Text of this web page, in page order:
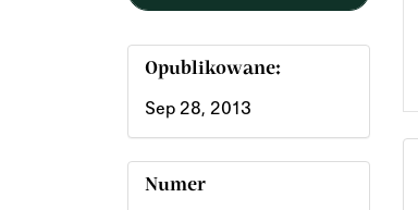
Opublikowane:
Sep 28, 2013
Numer